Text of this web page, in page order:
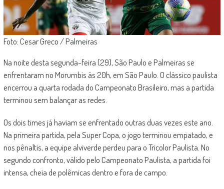
Foto: Cesar Greco / Palmeiras
Na noite desta segunda-feira (29), São Paulo e Palmeiras se
enfrentaram no Morumbis às 20h, em São Paulo. O clássico paulista
encerrou a quarta rodada do Campeonato Brasileiro, mas a partida
terminou sem balançar as redes.
Os dois times já haviam se enfrentado outras duas vezes este ano.
Na primeira partida, pela Super Copa, o jogo terminou empatado, e
nos pênaltis, a equipe alviverde perdeu para o Tricolor Paulista. No
segundo confronto, válido pelo Campeonato Paulista, a partida foi
intensa, cheia de polêmicas dentro e fora de campo.